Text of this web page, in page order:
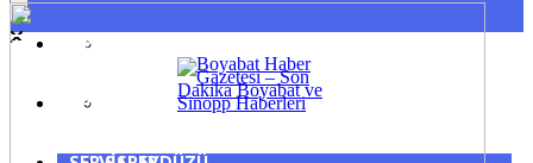
AYANCIK
GENEL
SPOR